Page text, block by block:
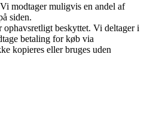
modtager muligvis en andel af
siden.
beskyttet. Vi deltager i
betaling for køb via
kopieres eller bruges uden